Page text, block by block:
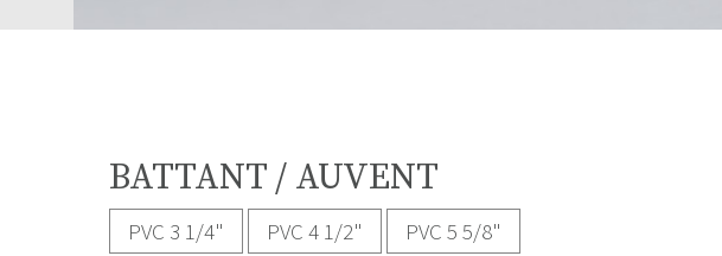
BATTANT / AUVENT
PVC 3 1/4" PVC 4 1/2" PVC 5 5/8"